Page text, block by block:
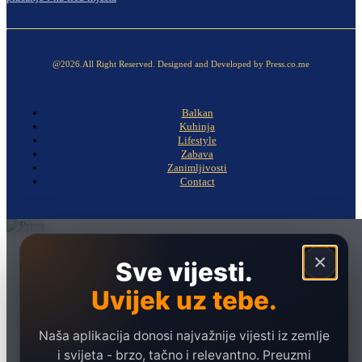
@2026.All Right Reserved. Designed and Developed by Press.co.me
Balkan
Kuhinja
Lifestyle
Zabava
Zanimljivosti
Contact
×
Sve vijesti.
Uvijek uz tebe.
Naša aplikacija donosi najvažnije vijesti iz zemlje
i svijeta - brzo, tačno i relevantno. Preuzmi
Ekonomija